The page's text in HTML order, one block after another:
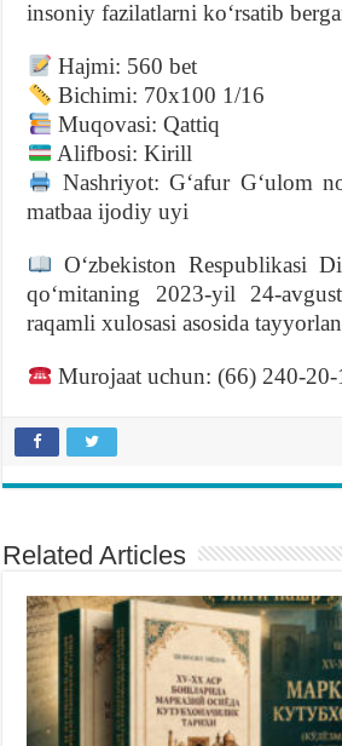
insoniy fazilatlarni koʻrsatib
Hajmi: 560 bet
Bichimi: 70х100 1/16
Muqovasi: Qattiq
Alifbosi: Kirill
Nashriyot: Gʻafur Gʻulom
matbaa ijodiy uyi
Oʻzbekiston Respublikasi
qoʻmitaning 2023-yil 24-
raqamli xulosasi asosida
Murojaat uchun: (66) 240-20-
Related Articles